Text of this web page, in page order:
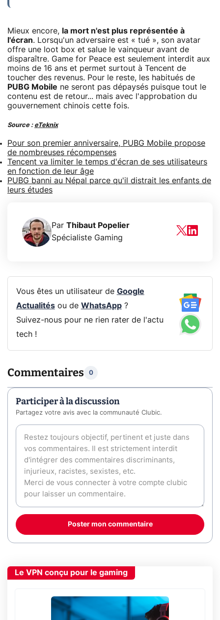
Mieux encore, la mort n'est plus représentée à
l'écran. Lorsqu'un adversaire est « tué », son avatar
offre une loot box et salue le vainqueur avant de
disparaître. Game for Peace est seulement interdit aux
moins de 16 ans et permet surtout à Tencent de
toucher des revenus. Pour le reste, les habitués de
PUBG Mobile ne seront pas dépaysés puisque tout le
contenu est de retour... mais avec l'approbation du
gouvernement chinois cette fois.
Source : eTeknix
Pour son premier anniversaire, PUBG Mobile propose
de nombreuses récompenses
Tencent va limiter le temps d'écran de ses utilisateurs
en fonction de leur âge
PUBG banni au Népal parce qu'il distrait les enfants de
leurs études
Par Thibaut Popelier
Spécialiste Gaming
Vous êtes un utilisateur de Google
Actualitésou de WhatsApp?
Suivez-nous pour ne rien rater de l'actu
tech !
Commentaires 0
Participer à la discussion
Partagez votre avis avec la communauté Clubic.
Poster mon commentaire
Le VPN conçu pour le gaming